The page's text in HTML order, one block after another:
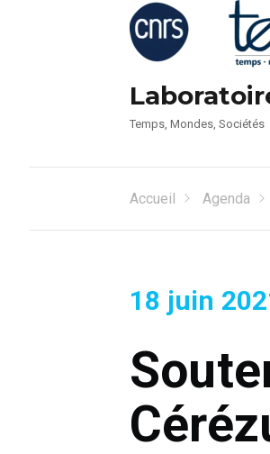
Temps, Mondes, Sociétés
Accueil Agenda
18 juin